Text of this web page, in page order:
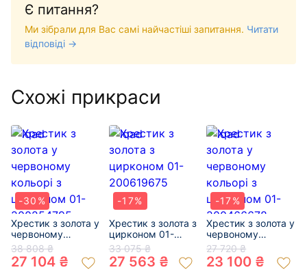
Є питання?
Ми зібрали для Вас самі найчастіші запитання. Читати
відповіді →
Схожі прикраси
-30%
Хрестик з золота у
червоному
кольорі з
цирконом 01-
200254795
38 808 ₴
27 104 ₴
-17%
Хрестик з золота з
цирконом 01-
200619675
33 075 ₴
27 563 ₴
-17%
Хрестик з золота у
червоному
кольорі з
цирконом 01-
200466678
27 720 ₴
23 100 ₴